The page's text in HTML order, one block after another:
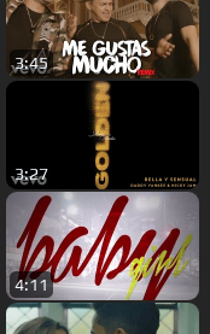
3:45
3:27
4:11